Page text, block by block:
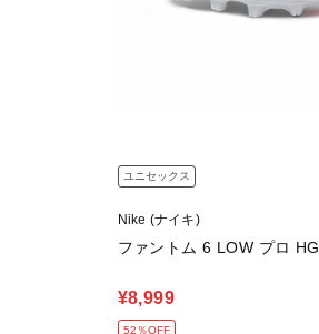
ユニセックス
Nike (ナイキ)
ファントム 6 LOW プロ HG
¥8,999
52％OFF